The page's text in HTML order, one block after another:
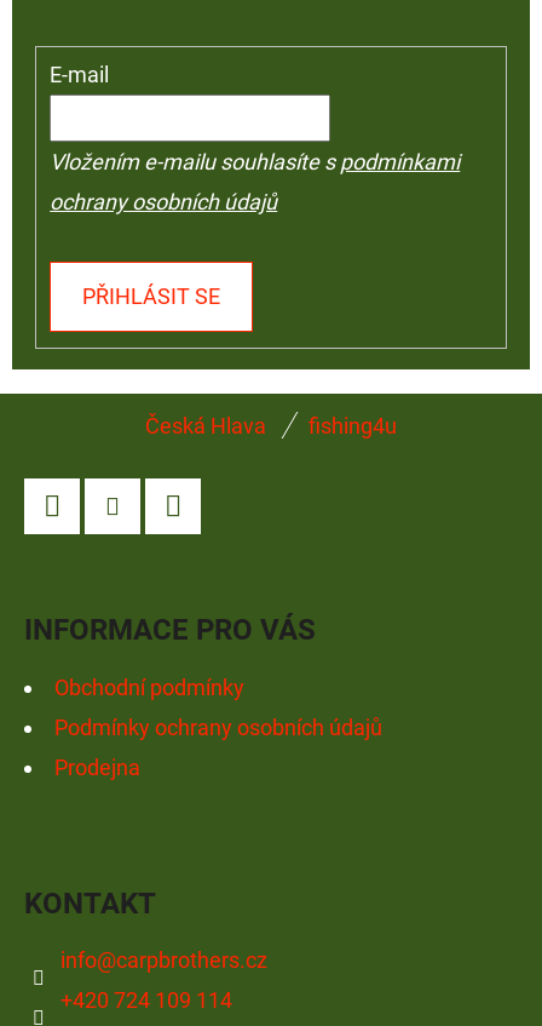
E-mail
Vložením e-mailu souhlasíte spodmínkami
ochrany osobních údajů
PŘIHLÁSIT SE
Česká Hlava fishing4u
INFORMACE PRO VÁS
Obchodní podmínky
Podmínky ochrany osobních údajů
Prodejna
KONTAKT
info@carpbrothers.cz
+420 724 109 114